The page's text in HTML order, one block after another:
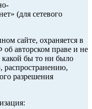
(для сетевого
сайте, охраняется в
об авторском праве и не
бы то ни было
распространению,
разрешения